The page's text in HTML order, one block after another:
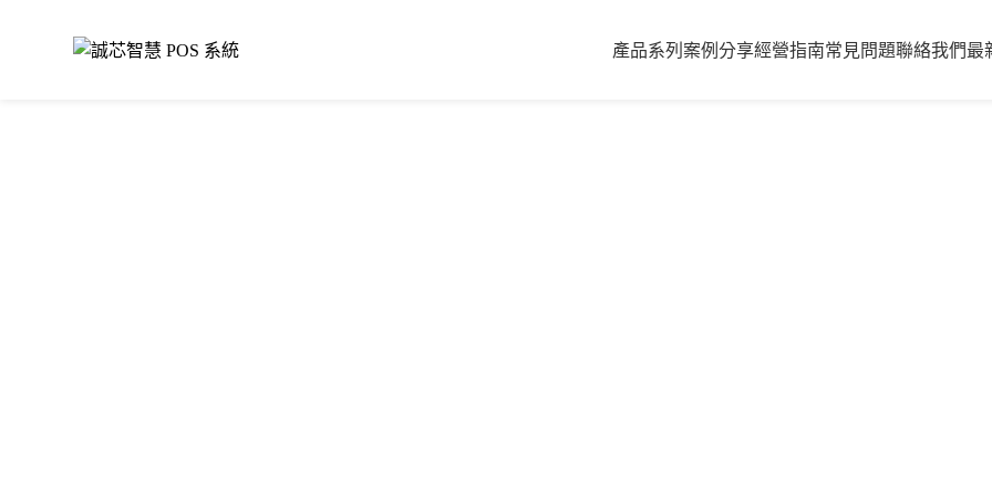
產品系列 案例分享經營指南常見問題聯絡我們最